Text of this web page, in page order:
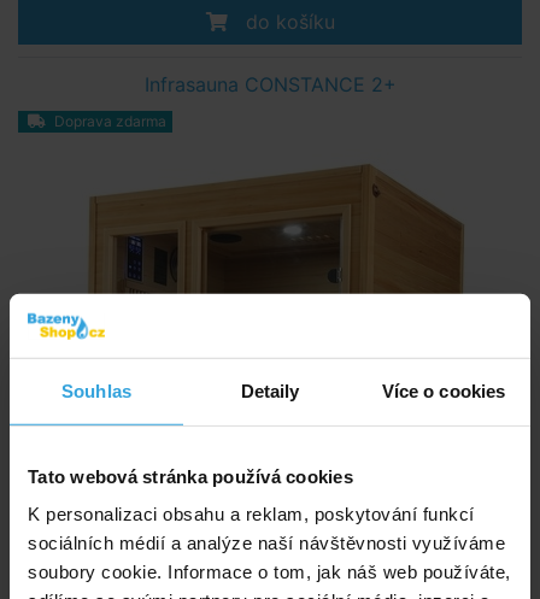
Souhlas Detaily Více o cookies
Tato webová stránka používá cookies
K personalizaci obsahu a reklam, poskytování funkcí
sociálních médií a analýze naší návštěvnosti využíváme
soubory cookie. Informace o tom, jak náš web používáte,
do košíku
Infrasauna CONSTANCE 2+
Doprava zdarma